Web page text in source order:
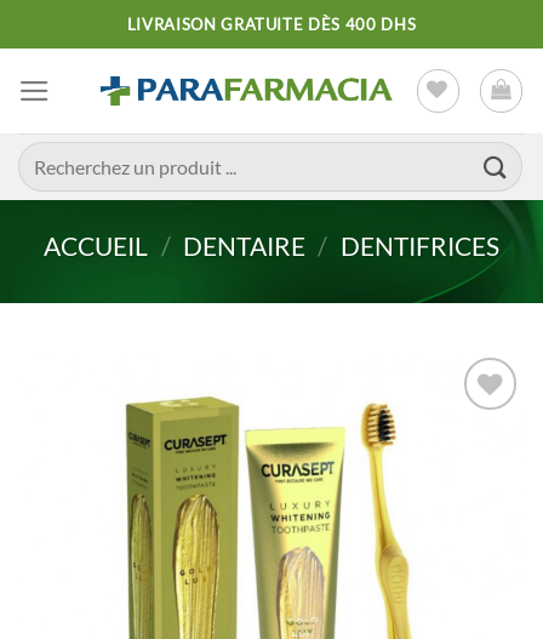
au
contenu
LIVRAISON GRATUITE DÈS 400 DHS
Recherche
pour :
ACCUEIL / DENTAIRE / DENTIFRICES